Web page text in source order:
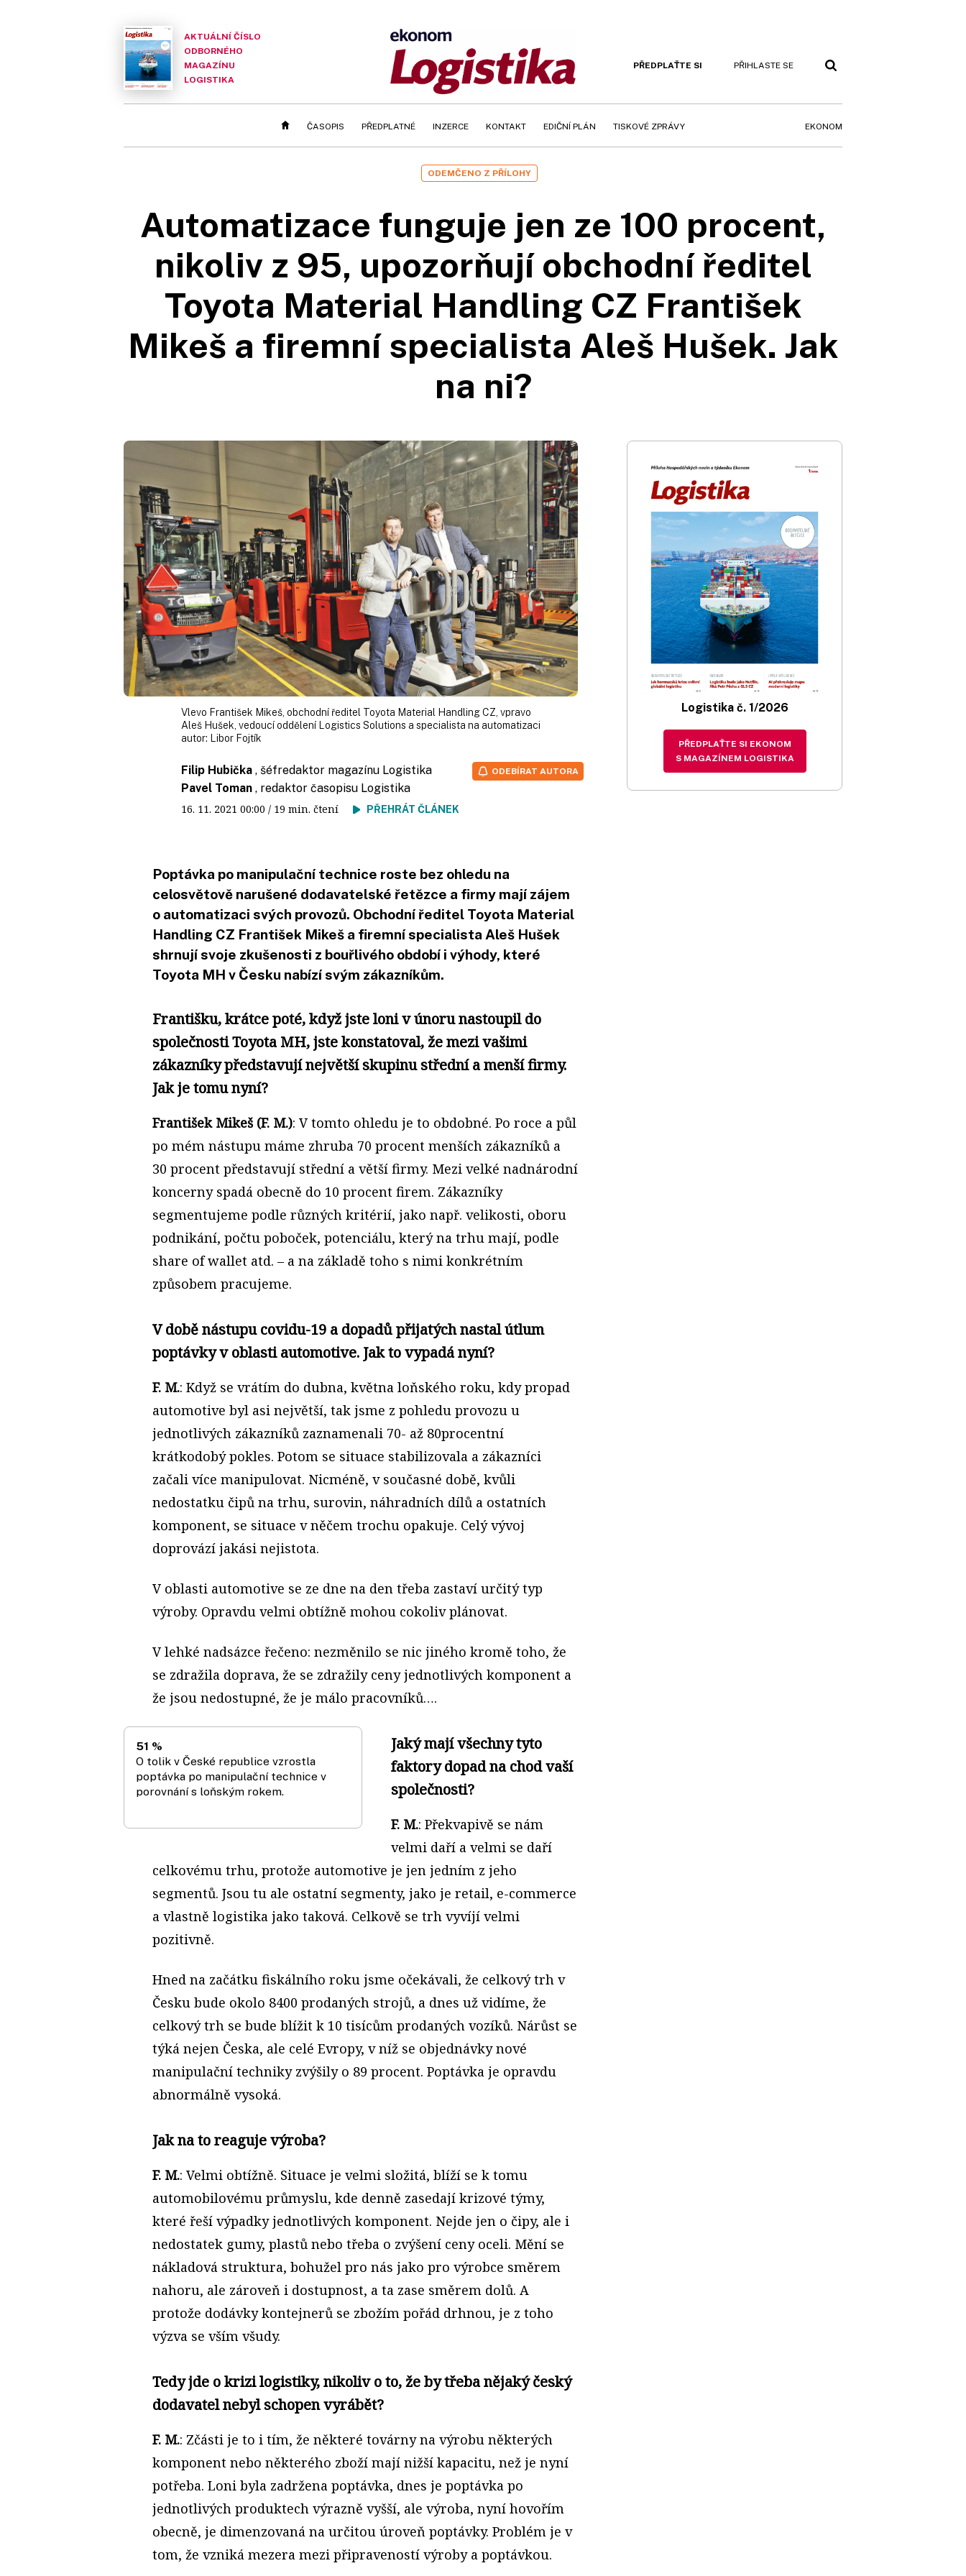
AKTUÁLNÍ ČÍSLO
ODBORNÉHO
MAGAZÍNU
LOGISTIKA
PŘEDPLAŤTE SI PŘIHLASTE SE
ČASOPIS PŘEDPLATNÉ INZERCE KONTAKT EDIČNÍ PLÁN TISKOVÉ ZPRÁVY EKONOM
ODEMČENO Z PŘÍLOHY
Automatizace funguje jen ze 100 procent,
nikoliv z 95, upozorňují obchodní ředitel
Toyota Material Handling CZ František
Mikeš a firemní specialista Aleš Hušek. Jak
na ni?
Vlevo František Mikeš, obchodní ředitel Toyota Material Handling CZ, vpravo
Aleš Hušek, vedoucí oddělení Logistics Solutions a specialista na automatizaci
autor: Libor Fojtík
Filip Hubička , šéfredaktor magazínu Logistika
Pavel Toman , redaktor časopisu Logistika
16. 11. 2021 00:00 / 19 min. čtení PŘEHRÁT ČLÁNEK
ODEBÍRAT AUTORA
Poptávka po manipulační technice roste bez ohledu na
celosvětově narušené dodavatelské řetězce a firmy mají zájem
o automatizaci svých provozů. Obchodní ředitel Toyota Material
Handling CZ František Mikeš a firemní specialista Aleš Hušek
shrnují svoje zkušenosti z bouřlivého období i výhody, které
Toyota MH v Česku nabízí svým zákazníkům.
Františku, krátce poté, když jste loni v únoru nastoupil do
společnosti Toyota MH, jste konstatoval, že mezi vašimi
zákazníky představují největší skupinu střední a menší firmy.
Jak je tomu nyní?
František Mikeš (F. M.): V tomto ohledu je to obdobné. Po roce a půl
po mém nástupu máme zhruba 70 procent menších zákazníků a
30 procent představují střední a větší firmy. Mezi velké nadnárodní
koncerny spadá obecně do 10 procent firem. Zákazníky
segmentujeme podle různých kritérií, jako např. velikosti, oboru
podnikání, počtu poboček, potenciálu, který na trhu mají, podle
share of wallet atd. – a na základě toho s nimi konkrétním
způsobem pracujeme.
V době nástupu covidu-19 a dopadů přijatých nastal útlum
poptávky v oblasti automotive. Jak to vypadá nyní?
F. M.: Když se vrátím do dubna, května loňského roku, kdy propad
automotive byl asi největší, tak jsme z pohledu provozu u
jednotlivých zákazníků zaznamenali 70- až 80procentní
krátkodobý pokles. Potom se situace stabilizovala a zákazníci
začali více manipulovat. Nicméně, v současné době, kvůli
nedostatku čipů na trhu, surovin, náhradních dílů a ostatních
komponent, se situace v něčem trochu opakuje. Celý vývoj
doprovází jakási nejistota.
V oblasti automotive se ze dne na den třeba zastaví určitý typ
výroby. Opravdu velmi obtížně mohou cokoliv plánovat.
V lehké nadsázce řečeno: nezměnilo se nic jiného kromě toho, že
se zdražila doprava, že se zdražily ceny jednotlivých komponent a
že jsou nedostupné, že je málo pracovníků….
51 %
O tolik v České republice vzrostla
poptávka po manipulační technice v
porovnání s loňským rokem.
Jaký mají všechny tyto
faktory dopad na chod vaší
společnosti?
F. M.: Překvapivě se nám
velmi daří a velmi se daří
celkovému trhu, protože automotive je jen jedním z jeho
segmentů. Jsou tu ale ostatní segmenty, jako je retail, e-commerce
a vlastně logistika jako taková. Celkově se trh vyvíjí velmi
pozitivně.
Hned na začátku fiskálního roku jsme očekávali, že celkový trh v
Česku bude okolo 8400 prodaných strojů, a dnes už vidíme, že
celkový trh se bude blížit k 10 tisícům prodaných vozíků. Nárůst se
týká nejen Česka, ale celé Evropy, v níž se objednávky nové
manipulační techniky zvýšily o 89 procent. Poptávka je opravdu
abnormálně vysoká.
Jak na to reaguje výroba?
F. M.: Velmi obtížně. Situace je velmi složitá, blíží se k tomu
automobilovému průmyslu, kde denně zasedají krizové týmy,
které řeší výpadky jednotlivých komponent. Nejde jen o čipy, ale i
nedostatek gumy, plastů nebo třeba o zvýšení ceny oceli. Mění se
nákladová struktura, bohužel pro nás jako pro výrobce směrem
nahoru, ale zároveň i dostupnost, a ta zase směrem dolů. A
protože dodávky kontejnerů se zbožím pořád drhnou, je z toho
výzva se vším všudy.
Tedy jde o krizi logistiky, nikoliv o to, že by třeba nějaký český
dodavatel nebyl schopen vyrábět?
F. M.: Zčásti je to i tím, že některé továrny na výrobu některých
komponent nebo některého zboží mají nižší kapacitu, než je nyní
potřeba. Loni byla zadržena poptávka, dnes je poptávka po
jednotlivých produktech výrazně vyšší, ale výroba, nyní hovořím
obecně, je dimenzovaná na určitou úroveň poptávky. Problém je v
tom, že vzniká mezera mezi připraveností výroby a poptávkou.
Logistika č. 1/2026
PŘEDPLAŤTE SI EKONOM
S MAGAZÍNEM LOGISTIKA